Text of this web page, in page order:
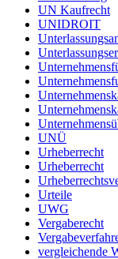
UN Kaufrecht
UNIDROIT
UNÜ
Urheberrecht
Urheberrecht
Urteile
UWG
Vergaberecht
vergleichende